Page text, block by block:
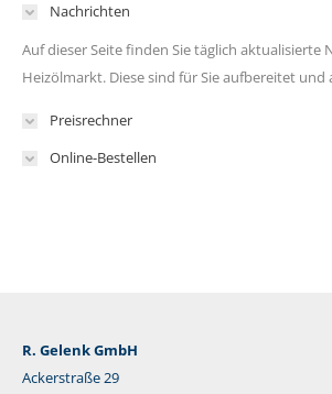
Nachrichten
Auf dieser Seite finden Sie täglich aktualisierte
Heizölmarkt. Diese sind für Sie aufbereitet und
Preisrechner
Online-Bestellen
R. Gelenk GmbH
Ackerstraße 29